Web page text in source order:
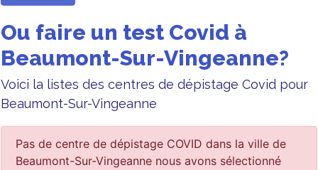
Ou faire un test Covid à
Beaumont-Sur-Vingeanne?
Voici la listes des centres de dépistage Covid pour
Beaumont-Sur-Vingeanne
Pas de centre de dépistage COVID dans la ville de
Beaumont-Sur-Vingeanne nous avons sélectionné